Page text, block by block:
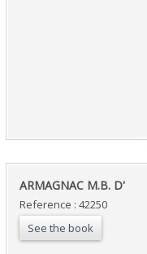
‎ARMAGNAC M.B. D'‎
Reference : 42250
See the book